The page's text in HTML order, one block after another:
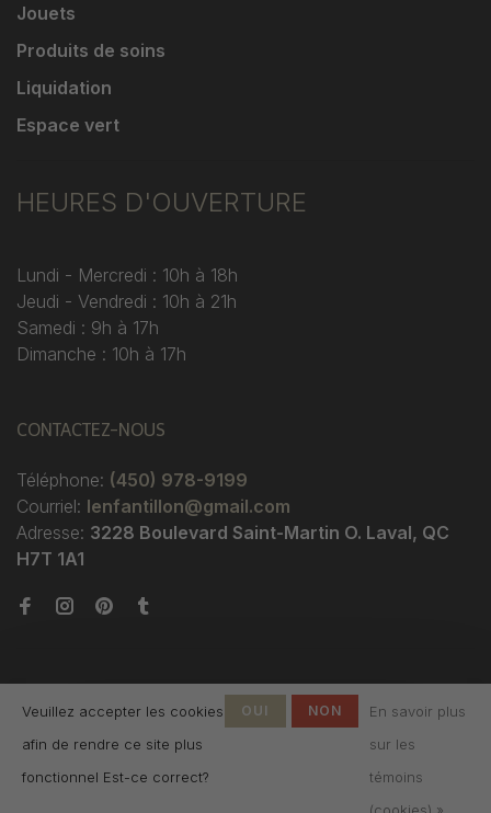
Jouets
Produits de soins
Liquidation
Espace vert
HEURES D'OUVERTURE
Lundi - Mercredi : 10h à 18h
Jeudi - Vendredi : 10h à 21h
Samedi : 9h à 17h
Dimanche : 10h à 17h
CONTACTEZ-NOUS
Téléphone: (450) 978-9199
Courriel: lenfantillon@gmail.com
Adresse: 3228 Boulevard Saint-Martin O. Laval, QC
H7T 1A1
© Copyright 2026 Boutique
L'Enfantillon
Veuillez accepter les cookies
afin de rendre ce site plus
fonctionnel Est-ce correct?
OUI NON
En savoir plus
sur les
témoins